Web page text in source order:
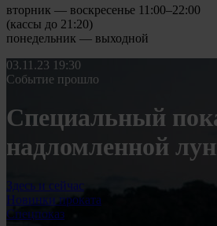
вторник — воскресенье 11:00–22:00
(кассы до 21:20)
понедельник — выходной
03.11.23 19:30
Событие прошло
Специальный
надломленной
Здесь и сейчас
Новинки проката
Спецпоказ